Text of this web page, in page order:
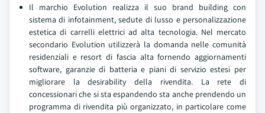
Il marchio Evolution realizza il suo brand building con
sistema di infotainment, sedute di lusso e personalizzazione
estetica di carrelli elettrici ad alta tecnologia. Nel mercato
secondario Evolution utilizzerà la domanda nelle comunità
residenziali e resort di fascia alta fornendo aggiornamenti
software, garanzie di batteria e piani di servizio estesi per
migliorare la desirability della rivendita. La rete di
concessionari che si sta espandendo sta anche prendendo un
programma di rivendita più organizzato, in particolare come